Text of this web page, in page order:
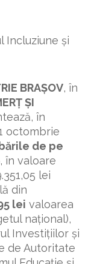
Incluziune și
BRAȘOV, în
ȘI
în
octombrie
de pe
, în valoare
lei
din
lei valoarea
național),
Investițiilor și
de Autoritate